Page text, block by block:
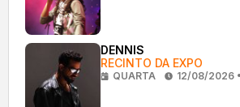
DENNIS
RECINTO DA EXPO
QUARTA 12/08/2026